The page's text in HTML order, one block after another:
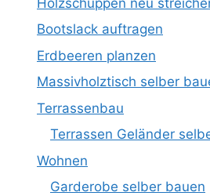
Bootslack auftragen
Erdbeeren planzen
Massivholztisch selber
Terrassenbau
Terrassen Geländer
Wohnen
Garderobe selber bauen